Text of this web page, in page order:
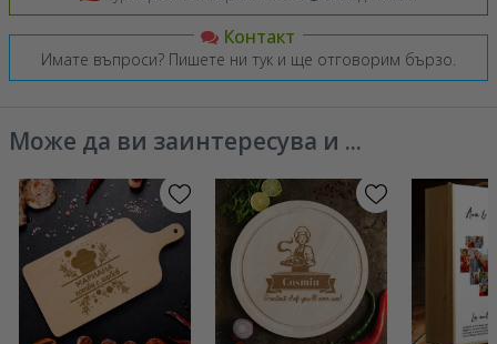
Контакт
Имате въпроси? Пишете ни тук и ще отговорим бързо.
Може да ви заинтересува и ...